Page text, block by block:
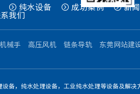
纯水设备 成功案例 新
我们
械手 高压风机 链条导轨
东莞网站建
备，纯水处理设备，工业纯水处理等设备及解